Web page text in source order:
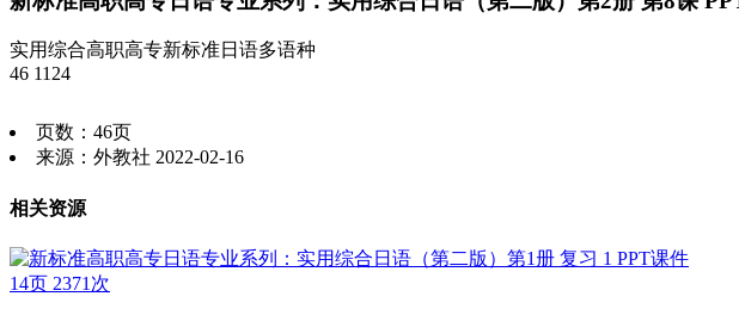
实用综合高职高专新标准日语多语种
46 1124
页数：46页
来源：外教社 2022-02-16
相关资源
14页 2371次